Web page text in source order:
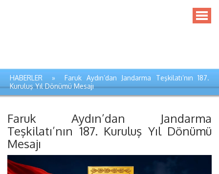
HABERLER » Faruk Aydın’dan Jandarma Teşkilatı’nın 187.
Kuruluş Yıl Dönümü Mesajı
Faruk Aydın’dan Jandarma
Teşkilatı’nın 187. Kuruluş Yıl Dönümü
Mesajı